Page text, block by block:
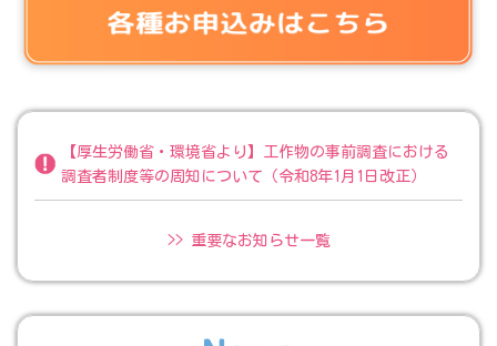
【厚生労働省・環境省より】工作物の事前調査における
調査者制度等の周知について（令和8年1月1日改正）
>> 重要なお知らせ一覧